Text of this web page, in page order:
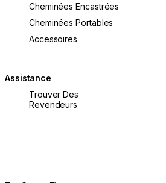
Cheminées Encastrées
Cheminées Portables
Accessoires
Assistance
Trouver Des
Revendeurs